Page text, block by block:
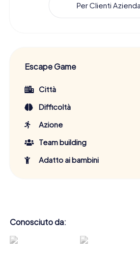
Per Clienti
Escape Game
Città
Difficoltà
Azione
Team building
Adatto ai bambini
Conosciuto da: